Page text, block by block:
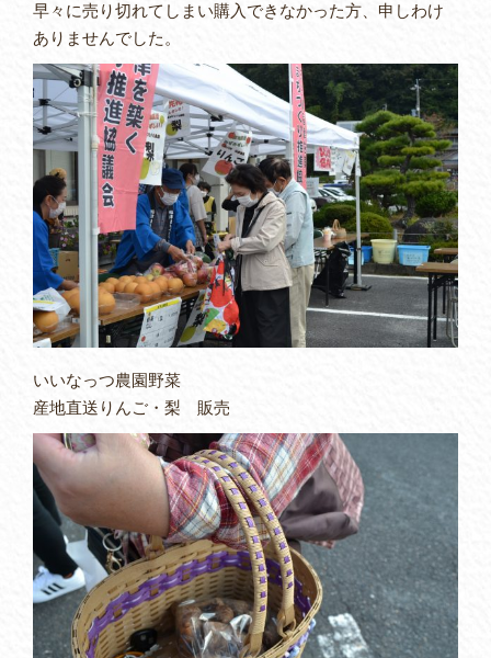
早々に売り切れてしまい購入できなかった方、申しわけ
ありませんでした。
いいなっつ農園野菜
産地直送りんご・梨 販売